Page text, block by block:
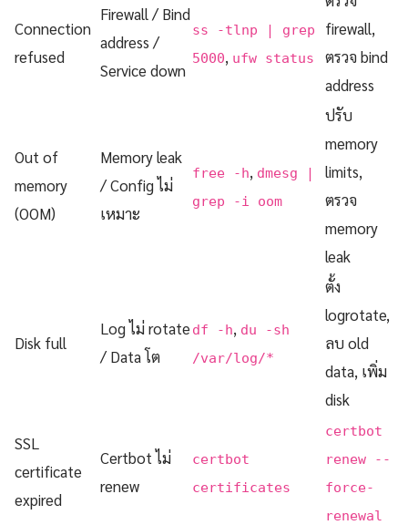
Connection
refused
Firewall / Bind
address /
Service down
ss -tlnp | grep
5000, ufw status
firewall,
ตรวจ bind
address
Out of
memory
(OOM)
Memory leak
/ Config ไม่
เหมาะ
free -h, dmesg |
grep -i oom
ปรับ
memory
limits,
ตรวจ
memory
leak
Disk full
Log ไม่ rotate
/ Data โต
df -h, du -sh
/var/log/*
ตั้ง
logrotate,
ลบ old
data, เพิ่ม
disk
SSL
certificate
expired
Certbot ไม่
renew
certbot
certificates
certbot
renew --
force-
renewal